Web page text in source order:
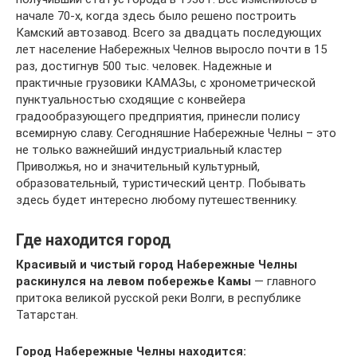
начале 70-х, когда здесь было решено построить
Камский автозавод. Всего за двадцать последующих
лет население Набережных Челнов выросло почти в 15
раз, достигнув 500 тыс. человек. Надежные и
практичные грузовики КАМАЗы, с хронометрической
пунктуальностью сходящие с конвейера
градообразующего предприятия, принесли полису
всемирную славу. Сегодняшние Набережные Челны – это
не только важнейший индустриальный кластер
Приволжья, но и значительный культурный,
образовательный, туристический центр. Побывать
здесь будет интересно любому путешественнику.
Где находится город
Красивый и чистый город Набережные Челны
раскинулся на левом побережье Камы — главного
притока великой русской реки Волги, в республике
Татарстан.
Город Набережные Челны находится: